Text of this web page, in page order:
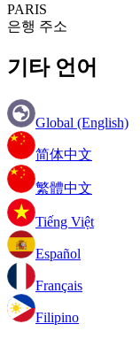
PARIS
은행 주소
기타 언어
Global (English)
简体中文
繁體中文
Tiếng Việt
Español
Français
Filipino